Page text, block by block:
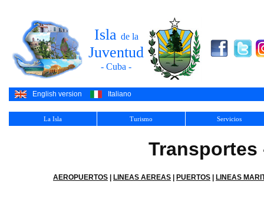
Isla de la
Juventud
- Cuba -
English version Italiano
La Isla Turismo Servicios
Transportes
AEROPUERTOS LINEAS AEREAS PUERTOS LINEAS